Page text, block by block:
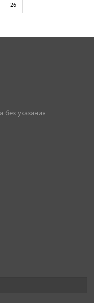
26
без указания